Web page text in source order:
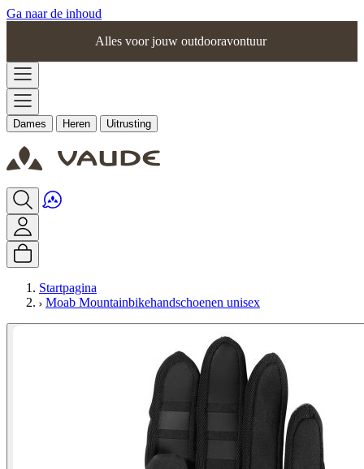
Ga naar de inhoud
Alles voor jouw outdooravontuur
Dames Heren Uitrusting
Startpagina
Moab Mountainbikehandschoenen unisex